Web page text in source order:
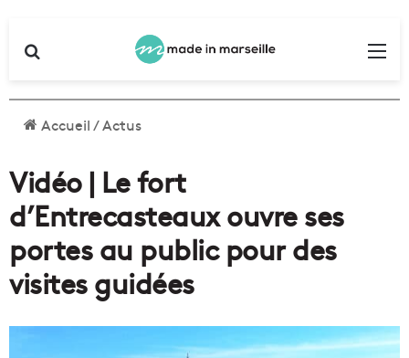
Accueil/Actus
Vidéo | Le fort
d’Entrecasteaux ouvre ses
portes au public pour des
visites guidées